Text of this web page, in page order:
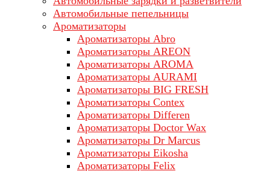
Автомобильные пепельницы
Ароматизаторы
Ароматизаторы Abro
Ароматизаторы AREON
Ароматизаторы AROMA
Ароматизаторы AURAMI
Ароматизаторы BIG FRESH
Ароматизаторы Contex
Ароматизаторы Differen
Ароматизаторы Doctor Wax
Ароматизаторы Dr Marcus
Ароматизаторы Eikosha
Ароматизаторы Felix